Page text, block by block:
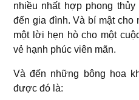
nhiều nhất hợp phong
đến gia đình. Và bí mật
một lời hẹn hò cho một
vẻ hạnh phúc viên mãn.
Và đến những bông hoa
được đó là: